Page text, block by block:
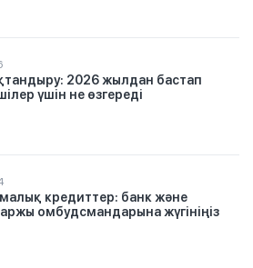
2026 жылдан бастап
үшін не өзгереді
кредиттер: банк және
омбудсмандарына жүгініңіз